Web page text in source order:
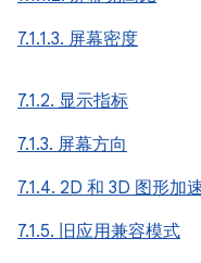
7.1.1.3. 屏幕密度
7.1.2. 显示指标
7.1.3. 屏幕方向
7.1.4. 2D 和 3D 图形加
7.1.5. 旧应用兼容模式